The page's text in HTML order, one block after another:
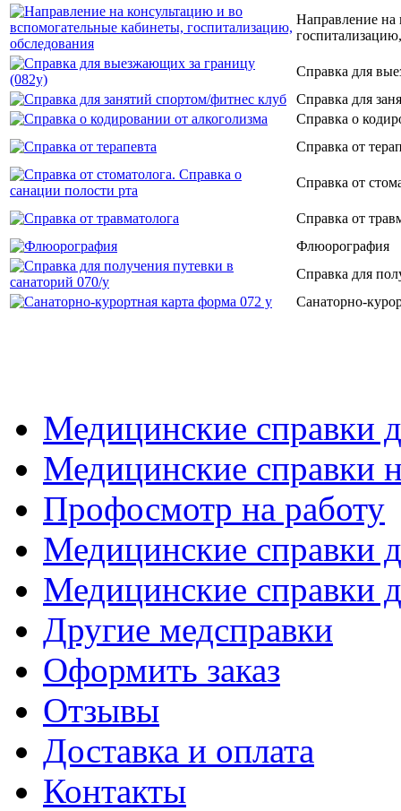
Направление на
Справка для
Справка для
Справка о
Справка от
Справка от
Справка от
Флюорография
Справка для
Санаторно-
Медицинские справки
Медицинские справки
Профосмотр на работу
Медицинские справки
Медицинские справки
Другие медсправки
Оформить заказ
Отзывы
Доставка и оплата
Контакты